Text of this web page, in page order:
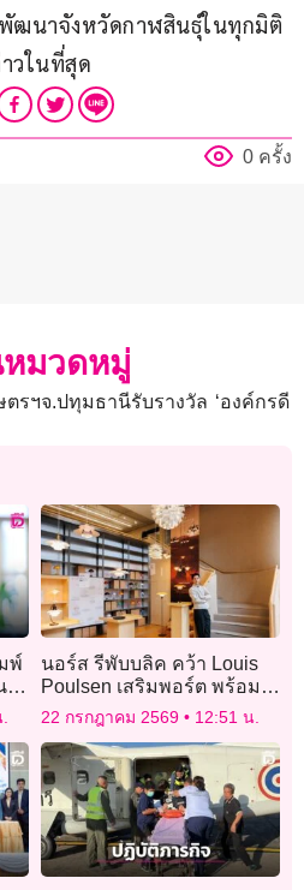
ฒนาจังหวัดกาฬสินธุ์ในทุกมิติ
วในที่สุด
0 ครั้ง
มวดหมู่
รฯจ.ปทุมธานีรับรางวัล ‘องค์กรดี
พ์
นอร์ส รีพับบลิค คว้า Louis
Poulsen เสริมพอร์ต พร้อม
จัดนิทรรศการระดับโลก
ฉลอง 100 ปี
22 กรกฎาคม 2569 12:51 น.